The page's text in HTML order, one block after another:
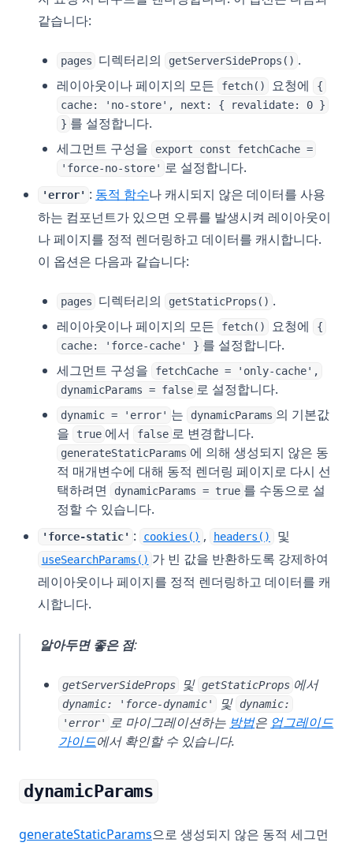
같습니다:
pages 디렉터리의 getServerSideProps() .
레이아웃이나 페이지의 모든
fetch() 요청에
{
cache: 'no-store', next: { revalidate: 0 }
} 를 설정합니다.
세그먼트 구성을
export const fetchCache =
'force-no-store' 로 설정합니다.
'error' : 동적 함수나 캐시되지 않은 데이터를 사용
하는 컴포넌트가 있으면 오류를 발생시켜 레이아웃이
나 페이지를 정적 렌더링하고 데이터를 캐시합니다.
이 옵션은 다음과 같습니다:
pages 디렉터리의 getStaticProps() .
레이아웃이나 페이지의 모든
fetch() 요청에
{
cache: 'force-cache' } 를 설정합니다.
세그먼트 구성을
fetchCache = 'only-cache',
dynamicParams = false 로 설정합니다.
dynamic = 'error' 는 dynamicParams 의 기본값
을
true 에서 false 로 변경합니다.
generateStaticParams 에 의해 생성되지 않은 동
적 매개변수에 대해 동적 렌더링 페이지로 다시 선
택하려면
dynamicParams = true 를 수동으로 설
정할 수 있습니다.
'force-static' : cookies() , headers() 및
useSearchParams() 가 빈 값을 반환하도록 강제하여
레이아웃이나 페이지를 정적 렌더링하고 데이터를 캐
시합니다.
알아두면 좋은 점:
getServerSideProps 및 getStaticProps 에서
dynamic: 'force-dynamic' 및 dynamic:
'error' 로 마이그레이션하는 방법은 업그레이드
가이드에서 확인할 수 있습니다.
dynamicParams
generateStaticParams으로 생성되지 않은 동적 세그먼